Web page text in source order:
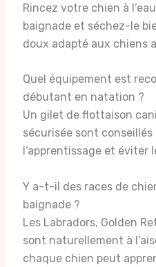
Rincez votre chien à
baignade et séchez-le
doux adapté aux chiens
Quel équipement est
débutant en natation ?
Un gilet de flottaison
sécurisée sont
l’apprentissage et éviter
Y a-t-il des races de
baignade ?
Les Labradors, Golden
sont naturellement à
chaque chien peut